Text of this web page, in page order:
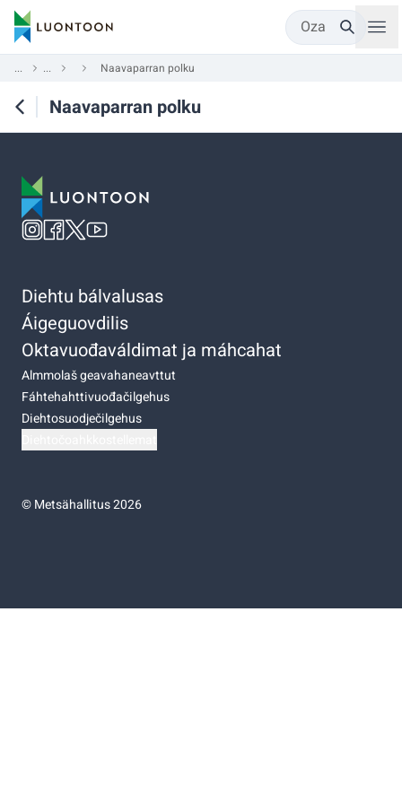
Oza
... ... Naavaparran polku
Naavaparran polku
Diehtu bálvalusas
Áigeguovdilis
Oktavuođaváldimat ja máhcahat
Almmolaš geavahaneavttut
Fáhtehahttivuođačilgehus
Diehtosuodječilgehus
©Metsähallitus 2026